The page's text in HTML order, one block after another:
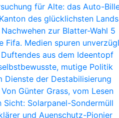
für Alte: das Auto-
des glücklichsten Lands
zur Blatter-Wahl 5
Fifa. Medien spuren
aus dem Ideentopf
mutige Politik
Dienste der Destabilisierung
Günter Grass, vom Lesen
Solarpanel-Sondermüll
und Auenschutz-Pionier